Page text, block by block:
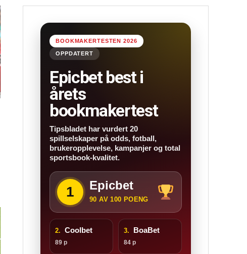
BOOKMAKERTESTEN 2026
OPPDATERT
Epicbet best i
årets
bookmakertest
Tipsbladet har vurdert 20
spillselskaper på odds, fotball,
brukeropplevelse, kampanjer og total
sportsbook-kvalitet.
1 Epicbet
90 AV 100 POENG
2. Coolbet
89 p
3. BoaBet
84 p